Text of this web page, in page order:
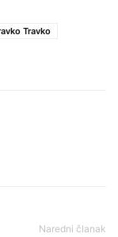
Travko
Naredni članak